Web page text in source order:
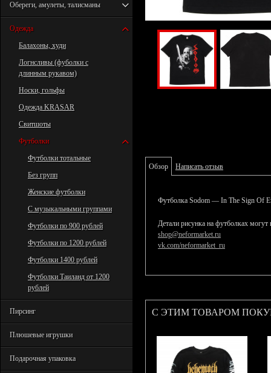
Обереги, амулеты, талисманы
Одежда
Балахоны, худи
Логнсливы (фуболки с
длинным рукавом)
Носки, гольфы
Одежда KRASAR
Свитшоты
Футболки
Футболки тотальные
Без групп
Женские футболки
С музыкальными группами
Футболки по 900 рублей
Футболки по 1200 рублей
Футболки 1400 рублей
Футболки Таиланд от 1200
рублей
Пирсинг
Плюшевые игрушки
Подарочная упаковка
Обзор Написать отзыв
Футболка Sodom — In The Sign Of
Детали рисунка на футболках
shop@neformarket.ru
vk.com/neformarket_ru
С ЭТИМ ТОВАРОМ